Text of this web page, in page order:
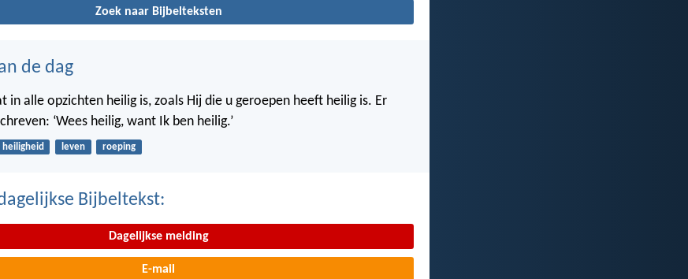
Zoek naar Bijbelteksten
de dag
in alle opzichten heilig is, zoals Hij die u geroepen heeft heilig is. Er
‘Wees heilig, want Ik ben heilig.’
heiligheid leven roeping
Bijbeltekst:
Dagelijkse melding
E-mail